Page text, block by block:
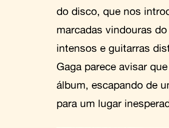
do disco, que nos
marcadas vindouras do
intensos e guitarras
Gaga parece avisar
álbum, escapando de
para um lugar